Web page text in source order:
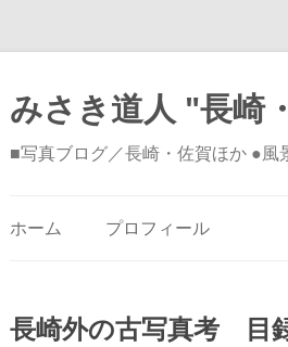
みさき道人 "長崎
■写真ブログ／長崎・佐賀ほか ●風
ホーム プロフィール
長崎外の古写真考 目